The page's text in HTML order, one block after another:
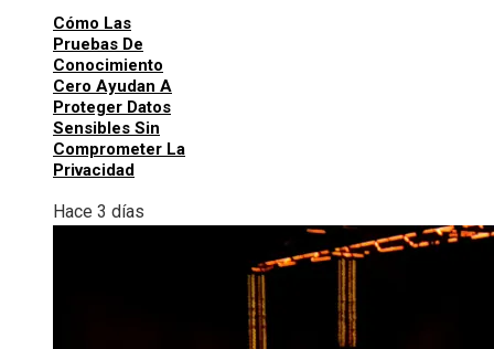
Cómo Las
Pruebas De
Conocimiento
Cero Ayudan A
Proteger Datos
Sensibles Sin
Comprometer La
Privacidad
Hace 3 días